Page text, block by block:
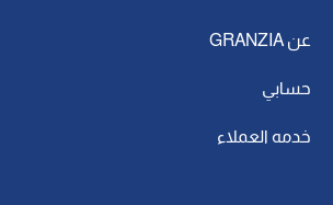
عن GRANZIA
حسابي
خدمه العملاء